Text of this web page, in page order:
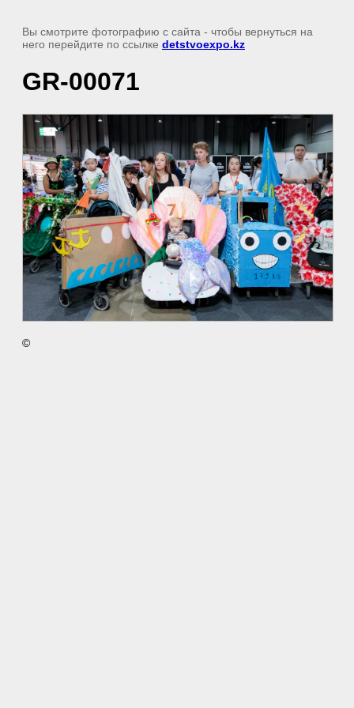
Вы смотрите фотографию с сайта - чтобы вернуться на
него перейдите по ссылке detstvoexpo.kz
GR-00071
©